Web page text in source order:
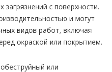
загрязнений с поверхности.
и могут
видов работ, включая
окраской или покрытием.
или